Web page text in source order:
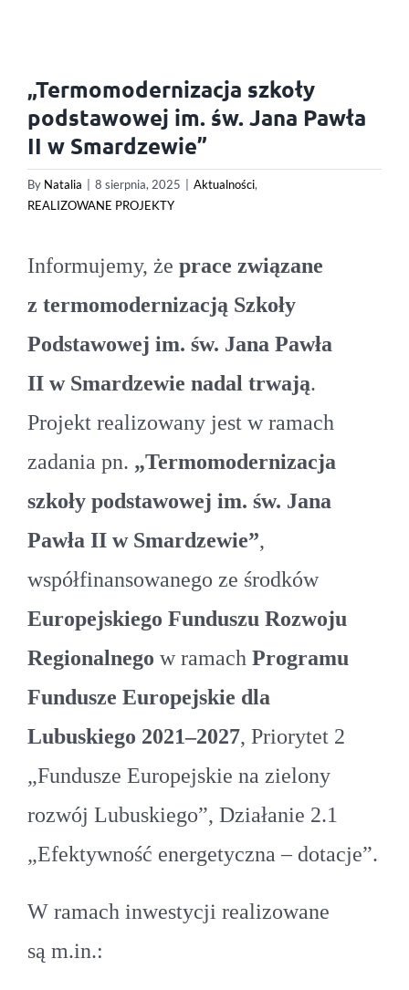
„Termomodernizacja szkoły
podstawowej im. św. Jana Pawła
II w Smardzewie”
By Natalia 8 sierpnia, 2025 Aktualności,
REALIZOWANE PROJEKTY
Informujemy, że prace związane
z termomodernizacją Szkoły
Podstawowej im. św. Jana Pawła
II w Smardzewie nadal trwają.
Projekt realizowany jest w ramach
zadania pn. „Termomodernizacja
szkoły podstawowej im. św. Jana
Pawła II w Smardzewie”,
współfinansowanego ze środków
Europejskiego Funduszu Rozwoju
Regionalnego w ramach Programu
Fundusze Europejskie dla
Lubuskiego 2021–2027, Priorytet 2
„Fundusze Europejskie na zielony
rozwój Lubuskiego”, Działanie 2.1
„Efektywność energetyczna – dotacje”.
W ramach inwestycji realizowane
są m.in.: